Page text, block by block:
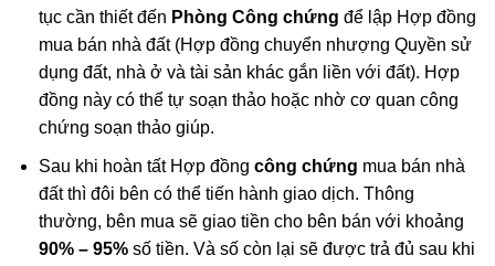
tục cần thiết đến Phòng Công chứng để lập Hợp đồng
mua bán nhà đất (Hợp đồng chuyển nhượng Quyền sử
dụng đất, nhà ở và tài sản khác gắn liền với đất). Hợp
đồng này có thể tự soạn thảo hoặc nhờ cơ quan công
chứng soạn thảo giúp.
Sau khi hoàn tất Hợp đồng công chứng mua bán nhà
đất thì đôi bên có thể tiến hành giao dịch. Thông
thường, bên mua sẽ giao tiền cho bên bán với khoảng
90% – 95% số tiền. Và số còn lại sẽ được trả đủ sau khi